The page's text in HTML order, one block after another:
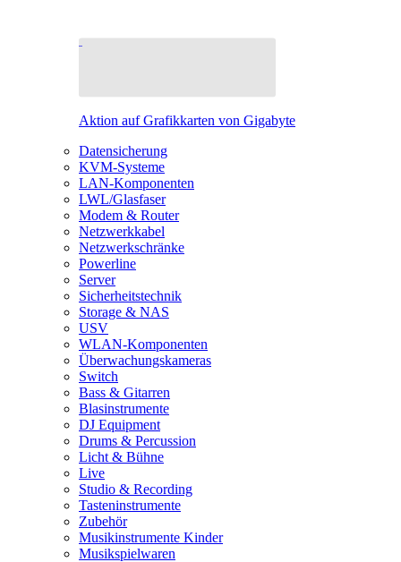
Aktion auf Grafikkarten von Gigabyte
Datensicherung
KVM-Systeme
LAN-Komponenten
LWL/Glasfaser
Modem & Router
Netzwerkkabel
Netzwerkschränke
Powerline
Server
Sicherheitstechnik
Storage & NAS
USV
WLAN-Komponenten
Überwachungskameras
Switch
Bass & Gitarren
Blasinstrumente
DJ Equipment
Drums & Percussion
Licht & Bühne
Live
Studio & Recording
Tasteninstrumente
Zubehör
Musikinstrumente Kinder
Musikspielwaren